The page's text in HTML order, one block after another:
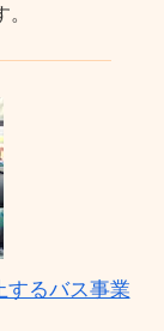
するバス事業